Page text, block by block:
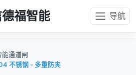
福智能 导航
能通道闸
不锈钢 - 多重防夹